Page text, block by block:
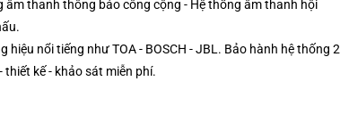
âm thanh thông báo công cộng - Hệ thống âm thanh hội
hiệu nổi tiếng như TOA - BOSCH - JBL. Bảo hành hệ thống 2
thiết kế - khảo sát miễn phí.